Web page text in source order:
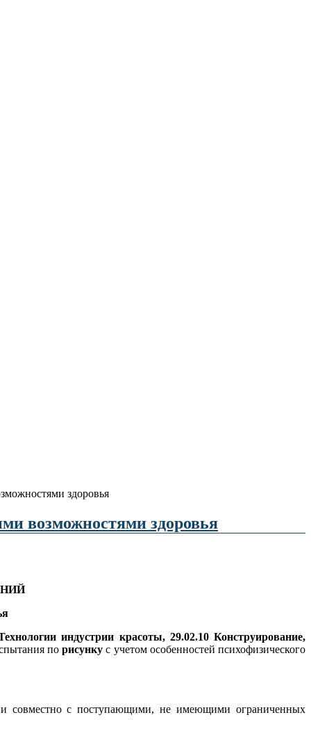
здоровья
возможностями здоровья
индустрии красоты, 29.02.10 Конструирование,
порисункус учетом особенностей психофизического
совместно с поступающими, не имеющими ограниченных